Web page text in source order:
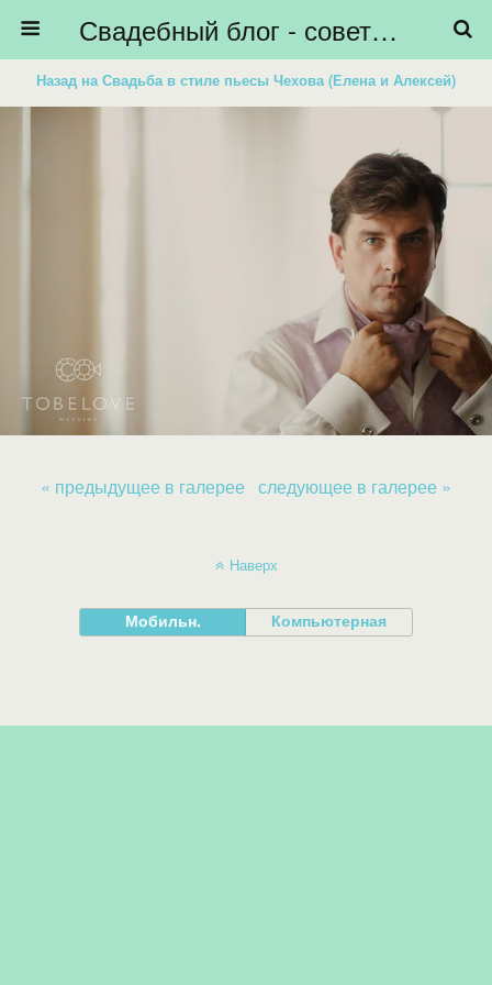
Свадебный блог - советы невестам, подготовка к свадьбе - HiBride
Назад на Свадьба в стиле пьесы Чехова (Елена и Алексей)
« предыдущее в галерее следующее в галерее »
Наверх
Мобильн. Компьютерная